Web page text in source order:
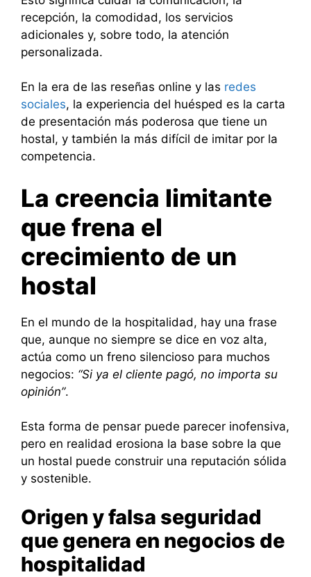
recepción, la comodidad, los servicios
adicionales y, sobre todo, la atención
personalizada.
En la era de las reseñas online y las redes
sociales, la experiencia del huésped es la carta
de presentación más poderosa que tiene un
hostal, y también la más difícil de imitar por la
competencia.
La creencia limitante
que frena el
crecimiento de un
hostal
En el mundo de la hospitalidad, hay una frase
que, aunque no siempre se dice en voz alta,
actúa como un freno silencioso para muchos
negocios: “Si ya el cliente pagó, no importa su
opinión”.
Esta forma de pensar puede parecer inofensiva,
pero en realidad erosiona la base sobre la que
un hostal puede construir una reputación sólida
y sostenible.
Origen y falsa seguridad
que genera en negocios de
hospitalidad